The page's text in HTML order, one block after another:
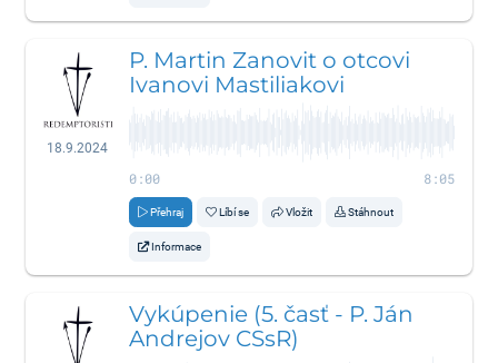
18.9.2024
P. Martin Zanovit o otcovi
Ivanovi Mastiliakovi
0:00 8:05
Přehraj Líbí se Vložit Stáhnout
Informace
Vykúpenie (5. časť - P. Ján
Andrejov CSsR)